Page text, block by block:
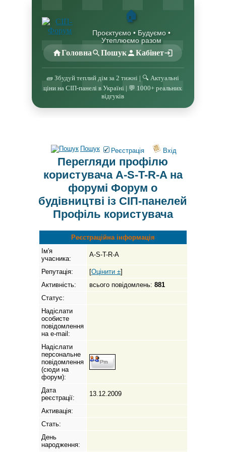
🏠
Проєктуємо • Будуємо •
Утеплюємо разом
Головна Пошук Кабінет
🧱 Збудуй теплий дім за 2 тижні | 🔍 Актуальні
ціни на СІП-панелі в Україні | 💬 1000+ реальних
відгуків
Пошук Реєстрація Вхід
Перегляди профілю
користувача A-S-T-R-A на
форумі Форум о
будівництві із СІП-панелей
Профіль користувача
Реєстраційна інформація
Ім'я
учасника:
A-S-T-R-A
Репутація: [Оцінити ±]
Активність:
всього повідомлень: 881
Статус:
Надіслати
особисте
повідомлення
на e-mail:
Надіслати
персональне
повідомлення
(сюди на
форум):
Дата
реєстрації:
13.12.2009
Активація:
Стать:
День
народження: